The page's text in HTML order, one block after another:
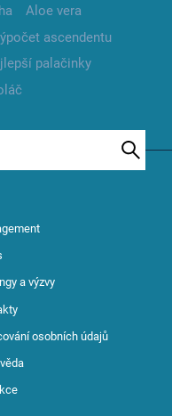
Aloe vera
ascendentu
palačinky
a výzvy
osobních údajů